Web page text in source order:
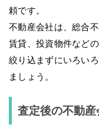
頼です。
不動産会社は、総合
賃貸、投資物件など
絞り込まずにいろい
ましょう。
査定後の不動産